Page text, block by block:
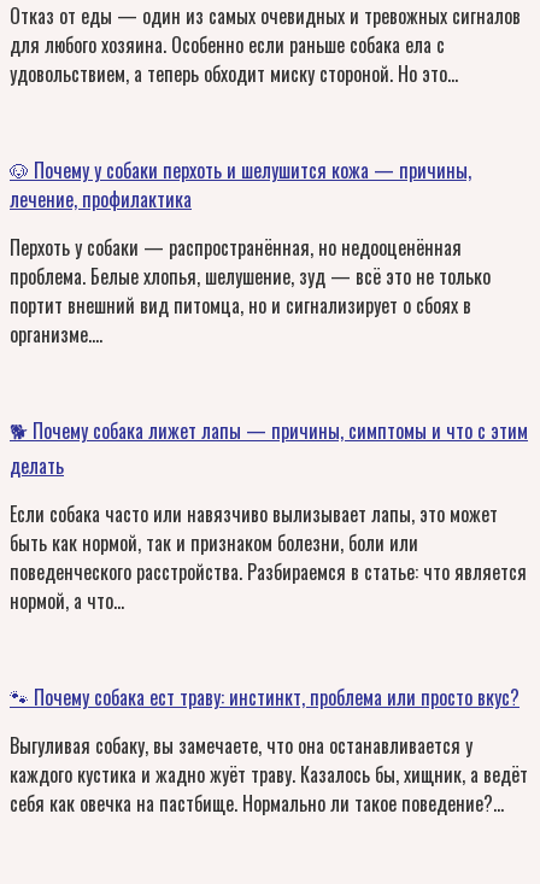
Отказ от еды — один из самых очевидных и тревожных сигналов
для любого хозяина. Особенно если раньше собака ела с
удовольствием, а теперь обходит миску стороной. Но это…
🐶 Почему у собаки перхоть и шелушится кожа — причины,
лечение, профилактика
Перхоть у собаки — распространённая, но недооценённая
проблема. Белые хлопья, шелушение, зуд — всё это не только
портит внешний вид питомца, но и сигнализирует о сбоях в
организме….
🐕 Почему собака лижет лапы — причины, симптомы и что с этим
делать
Если собака часто или навязчиво вылизывает лапы, это может
быть как нормой, так и признаком болезни, боли или
поведенческого расстройства. Разбираемся в статье: что является
нормой, а что…
🐾 Почему собака ест траву: инстинкт, проблема или просто вкус?
Выгуливая собаку, вы замечаете, что она останавливается у
каждого кустика и жадно жуёт траву. Казалось бы, хищник, а ведёт
себя как овечка на пастбище. Нормально ли такое поведение?…